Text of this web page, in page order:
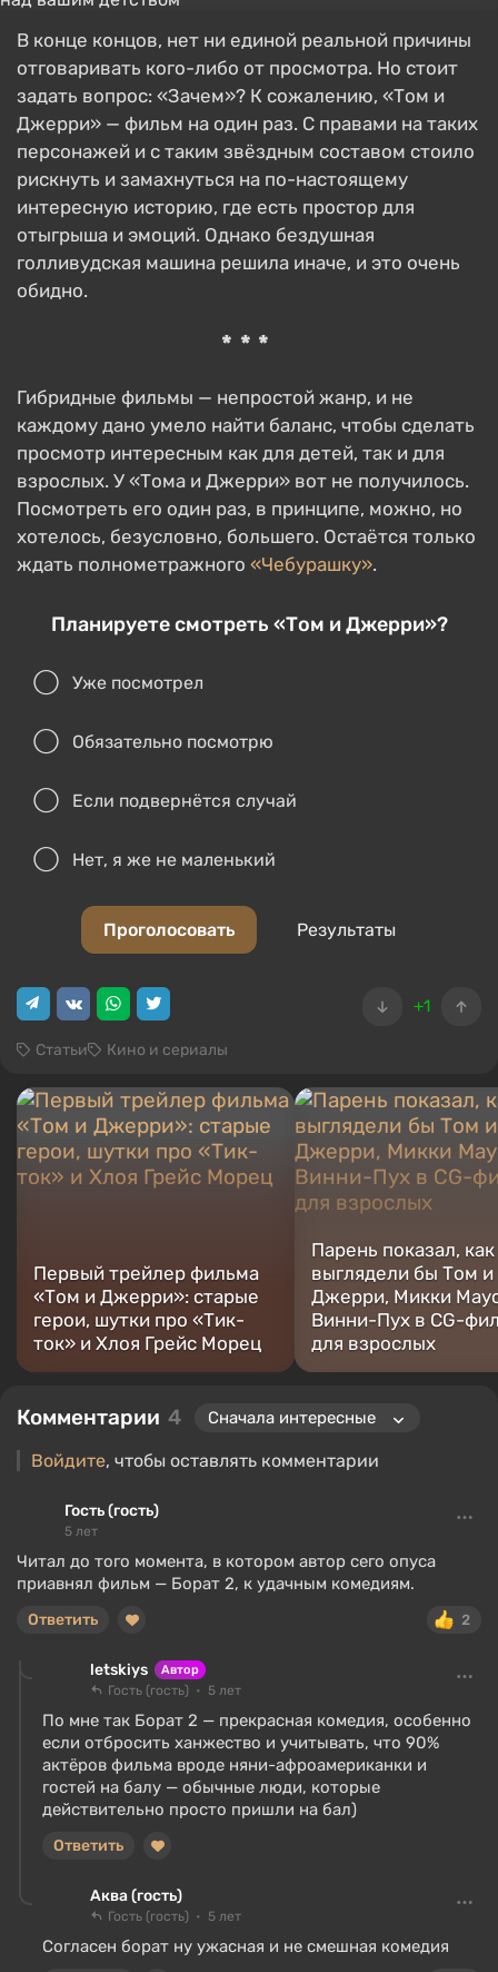
В конце концов, нет ни единой реальной причины
отговаривать кого-либо от просмотра. Но стоит
задать вопрос: «Зачем»? К сожалению, «Том и
Джерри» — фильм на один раз. С правами на таких
персонажей и с таким звёздным составом стоило
рискнуть и замахнуться на по-настоящему
интересную историю, где есть простор для
отыгрыша и эмоций. Однако бездушная
голливудская машина решила иначе, и это очень
обидно.
***
Гибридные фильмы — непростой жанр, и не
каждому дано умело найти баланс, чтобы сделать
просмотр интересным как для детей, так и для
взрослых. У «Тома и Джерри» вот не получилось.
Посмотреть его один раз, в принципе, можно, но
хотелось, безусловно, большего. Остаётся только
ждать полнометражного «Чебурашку».
Планируете смотреть «Том и Джерри»?
Уже посмотрел
Обязательно посмотрю
Если подвернётся случай
Нет, я же не маленький
Проголосовать Результаты
+1
Статьи Кино и сериалы
Первый трейлер фильма
«Том и Джерри»: старые
герои, шутки про «Тик-
ток» и Хлоя Грейс Морец
Парень показал, как
выглядели бы Том и
Джерри, Микки
Винни-Пух в CG-
для взрослых
Комментарии 4
Войдите, чтобы оставлять комментарии
Гость (гость)
5 лет
Читал до того момента, в котором автор сего опуса
приавнял фильм — Борат 2, к удачным комедиям.
2
Ответить
letskiys Автор
Гость (гость) 5 лет
По мне так Борат 2 — прекрасная комедия, особенно
если отбросить ханжество и учитывать, что 90%
актёров фильма вроде няни-афроамериканки и
гостей на балу — обычные люди, которые
действительно просто пришли на бал)
Ответить
Аква (гость)
Гость (гость) 5 лет
Согласен борат ну ужасная и не смешная комедия